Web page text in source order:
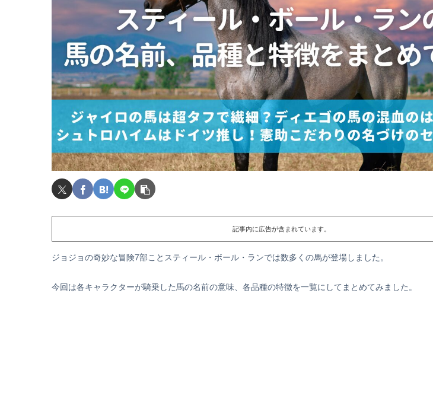
記事内に広告が含まれています。
ジョジョの奇妙な冒険7部ことスティール・ボール・ランでは数多くの馬が登場しました。
今回は各キャラクターが騎乗した馬の名前の意味、各品種の特徴を一覧にしてまとめてみました。